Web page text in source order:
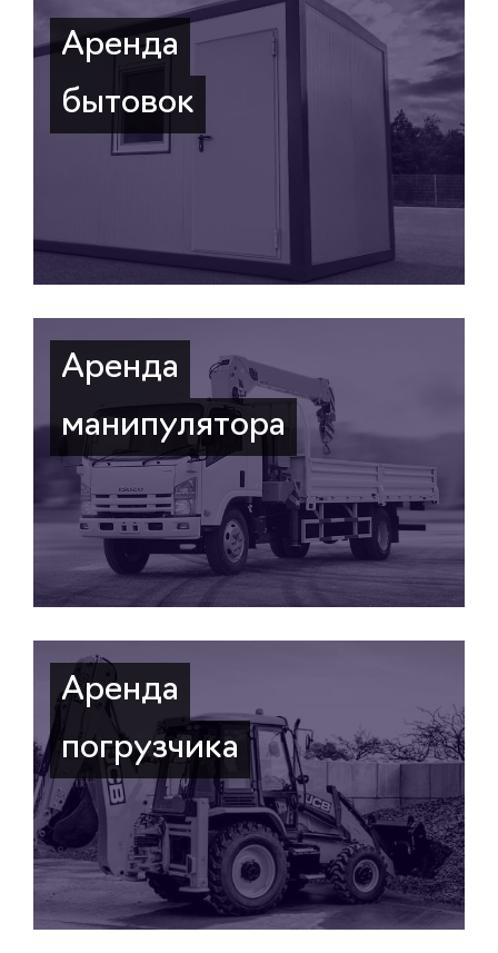
Аренда
бытовок
Аренда
манипулятора
Аренда
погрузчика